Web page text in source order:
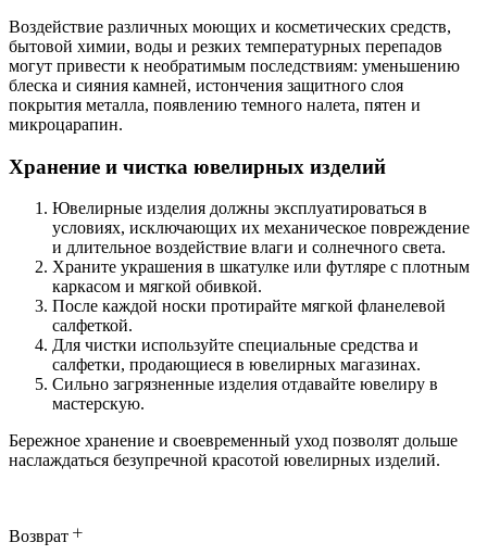
Воздействие различных моющих и косметических средств,
бытовой химии, воды и резких температурных перепадов
могут привести к необратимым последствиям: уменьшению
блеска и сияния камней, истончения защитного слоя
покрытия металла, появлению темного налета, пятен и
микроцарапин.
Хранение и чистка ювелирных изделий
Ювелирные изделия должны эксплуатироваться в
условиях, исключающих их механическое повреждение
и длительное воздействие влаги и солнечного света.
Храните украшения в шкатулке или футляре с плотным
каркасом и мягкой обивкой.
После каждой носки протирайте мягкой фланелевой
салфеткой.
Для чистки используйте специальные средства и
салфетки, продающиеся в ювелирных магазинах.
Сильно загрязненные изделия отдавайте ювелиру в
мастерскую.
Бережное хранение и своевременный уход позволят дольше
наслаждаться безупречной красотой ювелирных изделий.
Возврат